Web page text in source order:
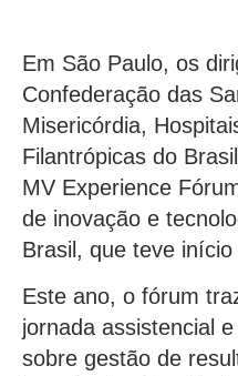
Em São Paulo, os
Confederação das
Misericórdia,
Filantrópicas do
MV Experience
de inovação e
Brasil, que teve
Este ano, o fórum
jornada assistencial
sobre gestão de